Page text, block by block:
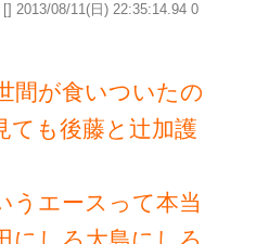
[] 2013/08/11(日) 22:35:14.94 0
間が食いついたの
ても後藤と辻加護
うエースって本当